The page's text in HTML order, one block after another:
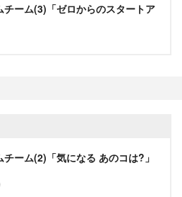
チーム(3)「ゼロからのスタートア
チーム(2)「気になる あのコは?」